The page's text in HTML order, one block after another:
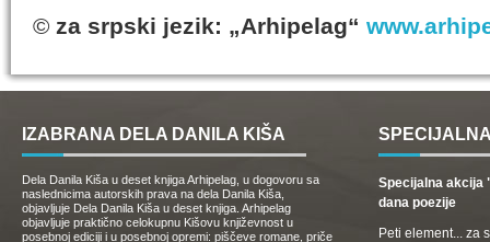
© za srpski jezik: „Arhipelag“
IZABRANA DELA DANILA KIŠA
Dela Danila Kiša u deset knjiga Arhipelag, u dogovoru sa
naslednicima autorskih prava na dela Danila Kiša,
objavljuje Dela Danila Kiša u deset knjiga. Arhipelag
objavljuje praktično celokupnu Kišovu književnost u
posebnoj ediciji i u posebnoj opremi: piščeve romane, priče
Specijalna akcija
dana poezije
Peti element... za